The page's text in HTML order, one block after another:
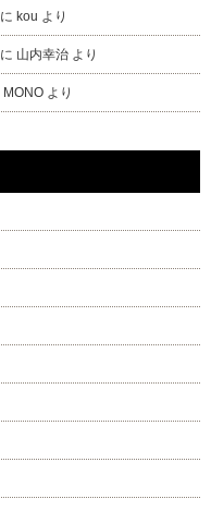
に kou より
に 山内幸治 より
MONO より